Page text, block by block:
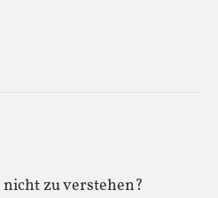
zu verstehen?